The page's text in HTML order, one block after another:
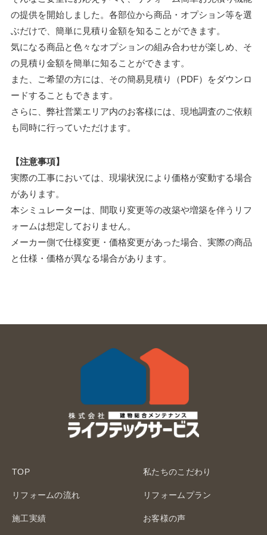
の提供を開始しました。各部位から商品・オプション等を選
ぶだけで、簡単に見積り金額を知ることができます。
気になる商品と色々なオプションの組み合わせが楽しめ、そ
の見積り金額を簡単に知ることができます。
また、ご希望の方には、その簡易見積り（PDF）をダウンロ
ードすることもできます。
さらに、弊社営業エリア内のお客様には、現地調査のご依頼
も同時に行っていただけます。
【注意事項】
実際の工事においては、現場状況により価格が変動する場合
があります。
本シミュレーターは、間取り変更等の改築や増築を伴うリフ
ォームは想定しておりません。
メーカー側で仕様変更・価格変更があった場合、実際の商品
と仕様・価格が異なる場合があります。
TOP 私たちのこだわり
リフォームの流れ リフォームプラン
施工実績 お客様の声